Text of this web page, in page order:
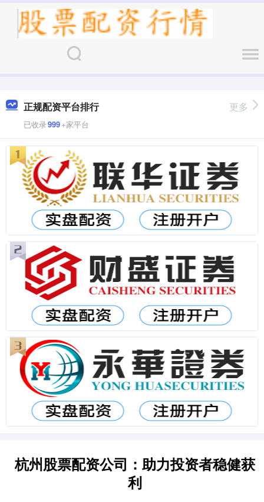
正规配资平台排行
已收录999+家平台
更多
杭州股票配资公司：助力投资者稳健获
利